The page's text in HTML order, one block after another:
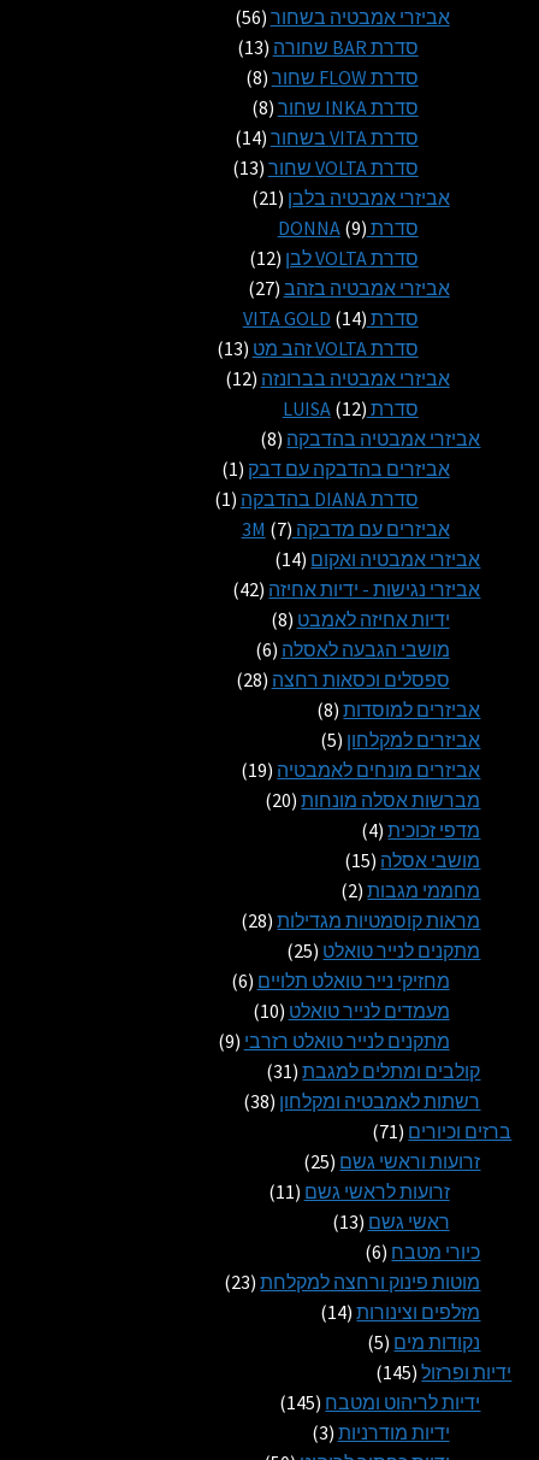
אביזרי אמבטיה בשחור 56
56
מוצרים
סדרת BAR שחורה 13
13
סדרת FLOW שחור 8
8
מוצרים
סדרת INKA שחור 8
8
מוצרים
סדרת VITA בשחור 14
14
מוצרים
סדרת VOLTA שחור 13
13
אביזרי אמבטיה בלבן 21
21
סדרת DONNA 9
9
מוצרים סדרת VOLTA לבן 12
12
מוצרים
אביזרי אמבטיה בזהב 27
27
מוצרים
סדרת VITA GOLD 14
14
מוצרים סדרת VOLTA זהב מט 13
13
אביזרי אמבטיה בברונזה 12
12
סדרת LUISA 12
12
מוצרים
אביזרי אמבטיה בהדבקה 8
8
מוצריםאביזרים בהדבקה עם דבק 1מוצר
1
סדרת DIANA בהדבקה 1מוצר
אביזרים עם מדבקה 3M 7
7
מוצרים
אביזרי אמבטיה ואקום 14
14
מוצריםאביזרי נגישות - ידיות אחיזה 42
42
ידיות אחיזה לאמבט 8
8
מוצרים מושבי הגבעה לאסלה 6
6
מוצרים ספסלים וכסאות רחצה 28
28
אביזרים למוסדות 8
8
מוצרים
אביזרים למקלחון 5
5
מוצרים
אביזרים מונחים לאמבטיה 19
19
מברשות אסלה מונחות 20
20
מדפי זכוכית 4
4
מוצרים מושבי אסלה 15
15
מוצרים מחממי מגבות 2
2
מוצרים
מראות קוסמטיות מגדילות 28
28
מתקנים לנייר טואלט 25
25
מוצרים
מחזיקי נייר טואלט תלויים 6
6
מעמדים לנייר טואלט 10
10
מוצריםמתקנים לנייר טואלט רזרבי 9
9
קולבים ומתלים למגבת 31
31
מוצרים רשתות לאמבטיה ומקלחון 38
38
ברזים וכיורים 71
71
מוצרים
זרועות וראשי גשם 25
25
מוצריםזרועות לראשי גשם 11
11
ראשי גשם 13
13
כיורי מטבח 6
6
מוצרים
מוטות פינוק ורחצה למקלחת 23
23
מזלפים וצינורות 14
14
נקודות מים 5
5
ידיות ופרזול 145
145
מוצרים
ידיות לריהוט ומטבח 145
145
ידיות מודרניות 3
3